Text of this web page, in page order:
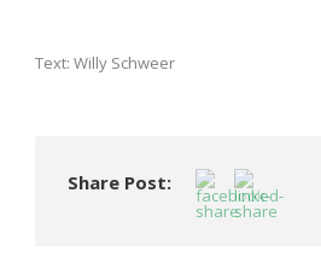
Text: Willy Schweer
Share Post: